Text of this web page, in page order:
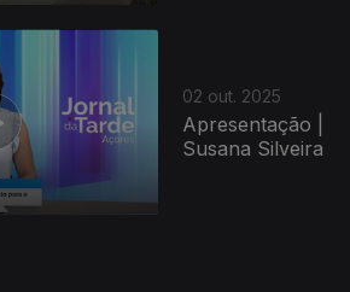
02 out. 2025
Apresentação |
Susana Silveira